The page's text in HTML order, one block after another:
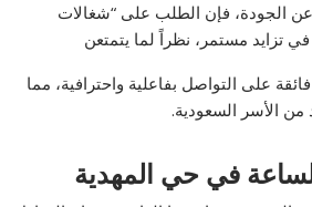
عن الجودة، فإن الطلب على “شغالات
في تزايد مستمر، نظراً لما يتمتعن
على التواصل بفاعلية واحترافية، مما
من الأسر السعودية.
في حي المهدية